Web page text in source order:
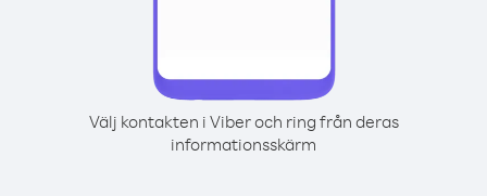
Välj kontakten i Viber och ring från deras
informationsskärm